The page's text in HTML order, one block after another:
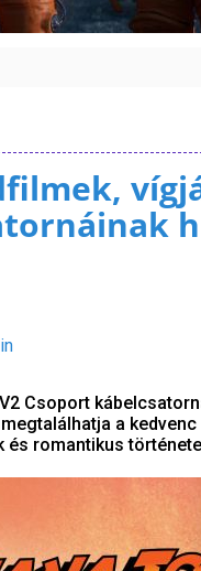
Csoport
a
romantikus